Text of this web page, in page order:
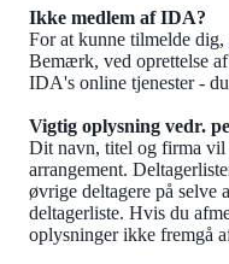
Ikke medlem af IDA?
For at kunne tilmelde dig,
Bemærk, ved oprettelse
IDA's online tjenester -
Vigtig oplysning vedr.
Dit navn, titel og firma vil
arrangement.
øvrige deltagere på selve
deltagerliste. Hvis du
oplysninger ikke fremgå